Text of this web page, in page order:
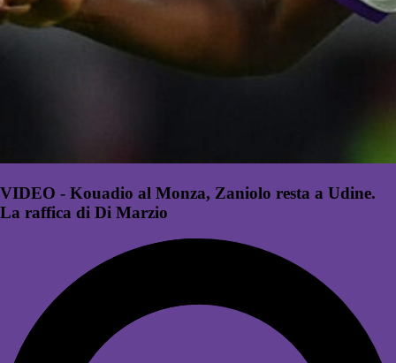
VIDEO - Kouadio al Monza, Zaniolo resta a Udine.
La raffica di Di Marzio